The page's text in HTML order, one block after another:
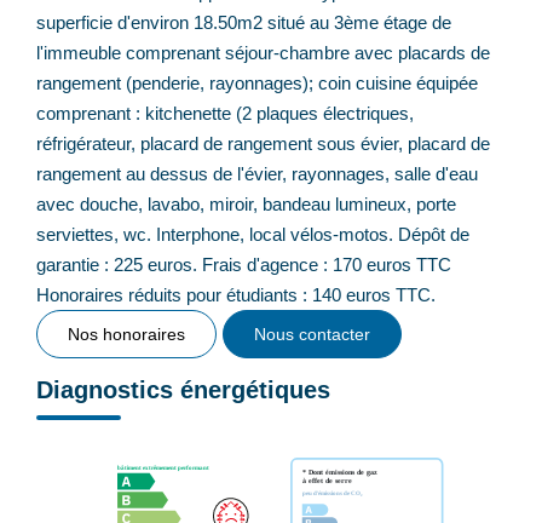
superficie d'environ 18.50m2 situé au 3ème étage de
l'immeuble comprenant séjour-chambre avec placards de
rangement (penderie, rayonnages); coin cuisine équipée
comprenant : kitchenette (2 plaques électriques,
réfrigérateur, placard de rangement sous évier, placard de
rangement au dessus de l'évier, rayonnages, salle d'eau
avec douche, lavabo, miroir, bandeau lumineux, porte
serviettes, wc. Interphone, local vélos-motos. Dépôt de
garantie : 225 euros. Frais d'agence : 170 euros TTC
Honoraires réduits pour étudiants : 140 euros TTC.
Nos honoraires Nous contacter
Diagnostics énergétiques